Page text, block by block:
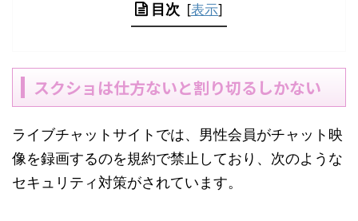
目次 [表示]
スクショは仕方ないと割り切るしかない
ライブチャットサイトでは、男性会員がチャット映
像を録画するのを規約で禁止しており、次のような
セキュリティ対策がされています。